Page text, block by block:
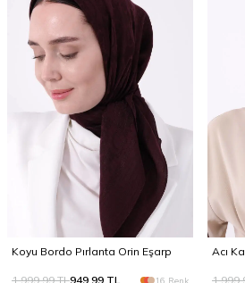
Koyu Bordo Pırlanta Orin Eşarp
1.999,99TL949,99 TL 16 Renk
Acı